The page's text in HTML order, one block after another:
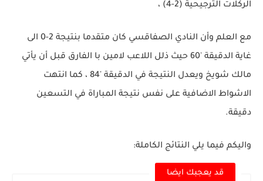
الركلات الترجيحية (2-4) ،
مع العلم وأن النادي الصفاقسي كان متقدما بنتيجة 2-0 الى
غاية الدقيقة '60 حيث ذلل اللاعب لامين با الفارق قبل أن يأتي
مالك شويخ ويعدل النتيجة في الدقيقة '84 ، كما انتهت
الاشواط الاضافية على نفس نتيجة المباراة في التسعين
دقيقة.
واليكم فيما يلي النتائج الكاملة:
قد يعجبك ايضا